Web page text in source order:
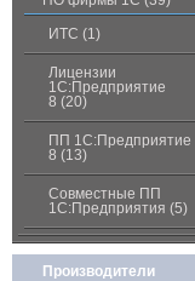
ИТС (1)
Лицензии
1С:Предприятие
8 (20)
ПП 1С:Предприятие
8 (13)
Совместные ПП
1С:Предприятия (5)
Производители